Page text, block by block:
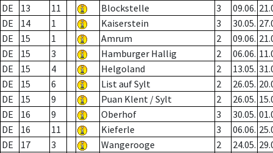
DE
13 11 Blockstelle 3 09.06.
DE
14 1 Kaiserstein 3 30.05.
DE
15 1 Amrum 2 09.06.
DE
15 3 Hamburger Hallig 2 06.06.
DE
15 4 Helgoland 2 13.05.
DE
15 6 List auf Sylt 2 26.05.
DE
15 9 Puan Klent / Sylt 2 26.05.
DE
16 9 Oberhof 3 30.05.
DE
16 11 Kieferle 3 06.06.
DE
17 3 Wangerooge 2 24.05.